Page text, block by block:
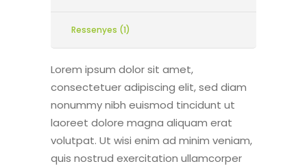
Ressenyes (1)
Lorem ipsum dolor sit amet,
consectetuer adipiscing elit, sed diam
nonummy nibh euismod tincidunt ut
laoreet dolore magna aliquam erat
volutpat. Ut wisi enim ad minim veniam,
quis nostrud exercitation ullamcorper